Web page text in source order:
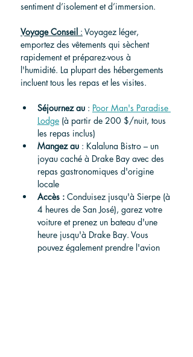
sentiment d’isolement et d’immersion.
Voyage Conseil : Voyagez léger,
emportez des vêtements qui sèchent
rapidement et préparez-vous à
l'humidité. La plupart des hébergements
incluent tous les repas et les visites.
Séjournez au : Poor Man's Paradise
Lodge (à partir de 200 $/nuit, tous
les repas inclus)
Mangez au : Kalaluna Bistro – un
joyau caché à Drake Bay avec des
repas gastronomiques d'origine
locale
Accès : Conduisez jusqu'à Sierpe (à
4 heures de San José), garez votre
voiture et prenez un bateau d'une
heure jusqu'à Drake Bay. Vous
pouvez également prendre l'avion